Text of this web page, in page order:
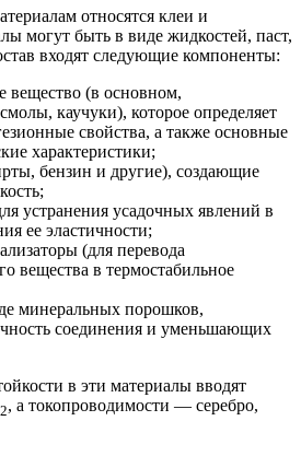
относятся клеи и
могут быть в виде жидкостей, паст,
входят следующие компоненты:
вещество (в основном,
каучуки), которое определяет
свойства, а также основные
характеристики;
бензин и другие), создающие
устранения усадочных явлений в
ее эластичности;
(для перевода
вещества в термостабильное
минеральных порошков,
соединения и уменьшающих
в эти материалы вводят
2, а токопроводимости — серебро,